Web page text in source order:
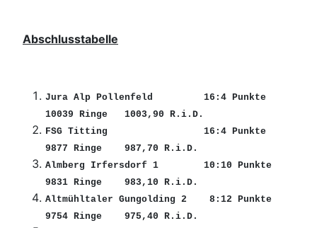
Abschlusstabelle
Jura Alp Pollenfeld 16:4 Punkte
10039 Ringe 1003,90 R.i.D.
FSG Titting 16:4 Punkte
9877 Ringe 987,70 R.i.D.
Almberg Irfersdorf 1 10:10 Punkte
9831 Ringe 983,10 R.i.D.
Altmühltaler Gungolding 2 8:12 Punkte
9754 Ringe 975,40 R.i.D.